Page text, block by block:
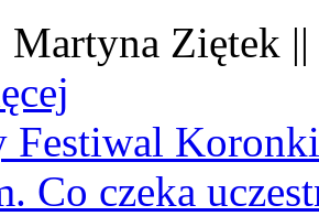
Martyna Ziętek
Festiwal
Co czeka